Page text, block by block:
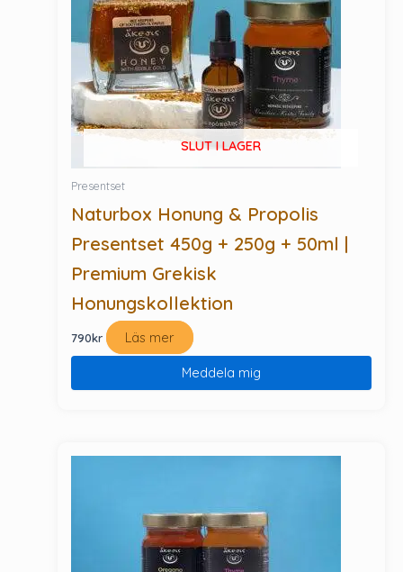
SLUT I LAGER
Presentset
Naturbox Honung & Propolis
Presentset 450g + 250g + 50ml |
Premium Grekisk
Honungskollektion
790kr Läs mer
Meddela mig